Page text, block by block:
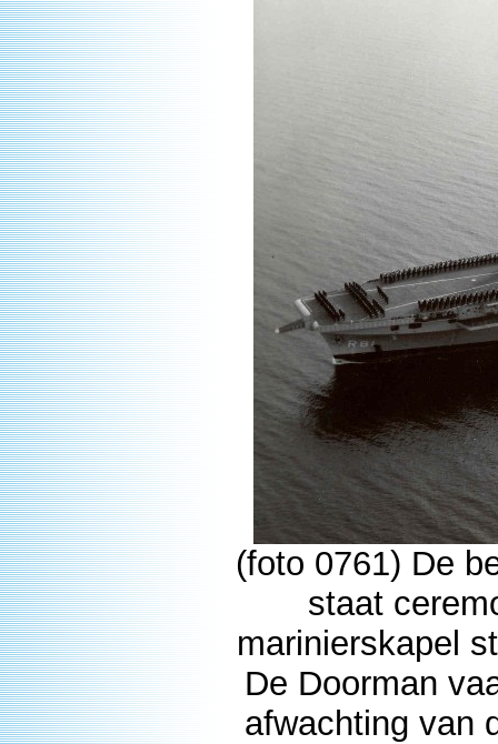
(foto 0761) De
staat
marinierskapel
De Doorman
afwachting van